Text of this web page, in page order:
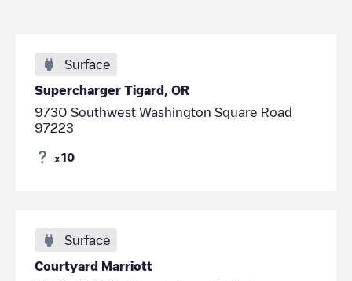
Surface
Supercharger Tigard, OR
9730 Southwest Washington Square Road
97223
x 10
Surface
Courtyard Marriott